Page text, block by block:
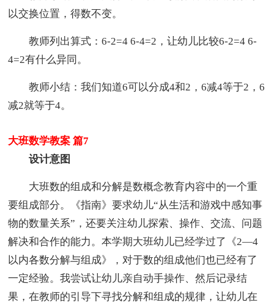
以交换位置，得数不变。
教师列出算式：6-2=4 6-4=2，让幼儿比较6-2=4 6-
4=2有什么异同。
教师小结：我们知道6可以分成4和2，6减4等于2，6
减2就等于4。
大班数学教案 篇7
设计意图
大班数的组成和分解是数概念教育内容中的一个重
要组成部分。《指南》要求幼儿“从生活和游戏中感知事
物的数量关系”，还要关注幼儿探索、操作、交流、问题
解决和合作的能力。本学期大班幼儿已经学过了《2—4
以内各数分解与组成》，对于数的组成他们也已经有了
一定经验。我尝试让幼儿亲自动手操作、然后记录结
果，在教师的引导下寻找分解和组成的规律，让幼儿在